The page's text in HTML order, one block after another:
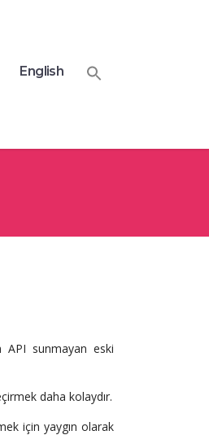
English
API sunmayan eski
daha kolaydır.
için yaygın olarak